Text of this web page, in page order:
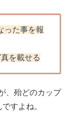
った事を報
を載せる
、殆どのカップ
すよね。